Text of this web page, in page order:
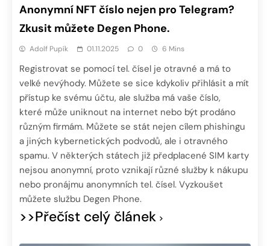
Anonymní NFT číslo nejen pro Telegram?
Zkusit můžete Degen Phone.
Adolf Pupík 01.11.2025 0 6 Mins
Registrovat se pomocí tel. čísel je otravné a má to
velké nevýhody. Můžete se sice kdykoliv přihlásit a mít
přístup ke svému účtu, ale služba má vaše číslo,
které může uniknout na internet nebo být prodáno
různým firmám. Můžete se stát nejen cílem phishingu
a jiných kybernetických podvodů, ale i otravného
spamu. V některých státech již předplacené SIM karty
nejsou anonymní, proto vznikají různé služby k nákupu
nebo pronájmu anonymních tel. čísel. Vyzkoušet
můžete službu Degen Phone.
>>Přečíst celý článek